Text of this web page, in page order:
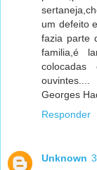
um defeito
fazia parte
familia,é
ouvintes....
Georges
Responder
Unknown